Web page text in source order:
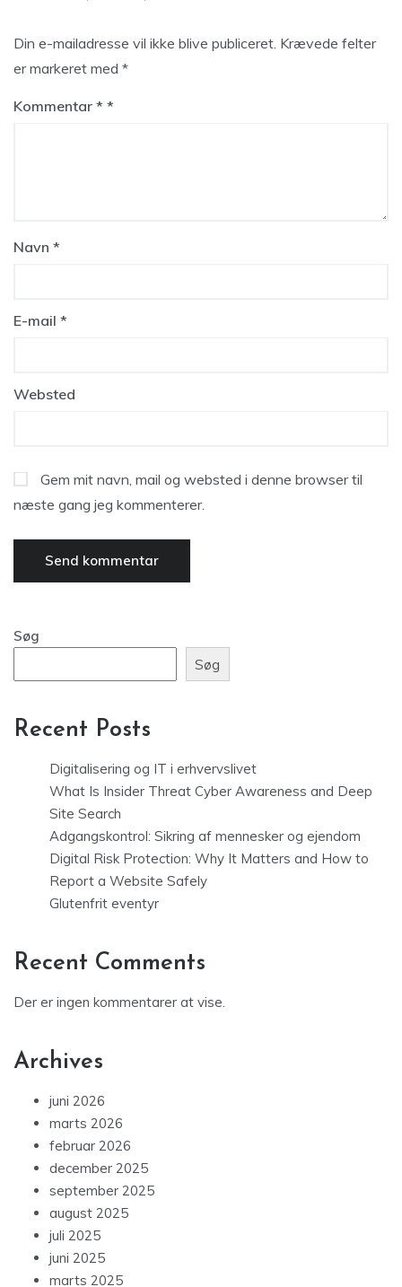
Din e-mailadresse vil ikke blive publiceret. Krævede felter
er markeret med *
Kommentar *
Navn *
E-mail *
Websted
Gem mit navn, mail og websted i denne browser til
næste gang jeg kommenterer.
Søg
Søg
Recent Posts
Digitalisering og IT i erhvervslivet
What Is Insider Threat Cyber Awareness and Deep
Site Search
Adgangskontrol: Sikring af mennesker og ejendom
Digital Risk Protection: Why It Matters and How to
Report a Website Safely
Glutenfrit eventyr
Recent Comments
Der er ingen kommentarer at vise.
Archives
juni 2026
marts 2026
februar 2026
december 2025
september 2025
august 2025
juli 2025
juni 2025
marts 2025